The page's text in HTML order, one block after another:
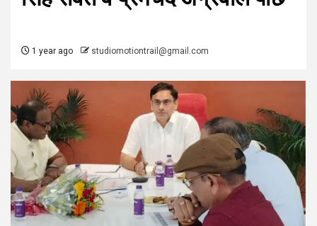
1 year ago studiomotiontrail@gmail.com